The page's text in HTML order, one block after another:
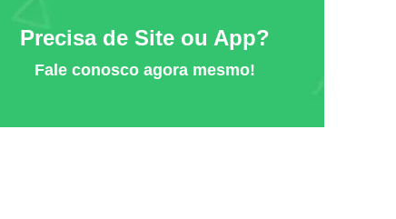
Precisa de Site ou App?
Fale conosco agora mesmo!